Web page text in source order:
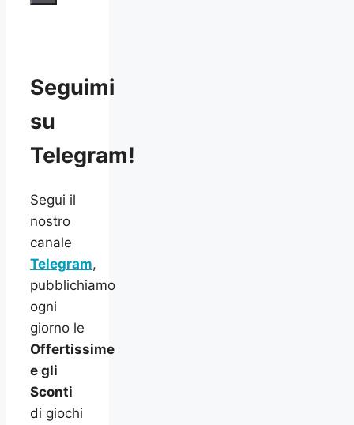
Seguimi
su
Telegram!
Segui il
nostro
canale
Telegram,
pubblichiamo
ogni
giorno le
Offertissime
e gli
Sconti
di giochi